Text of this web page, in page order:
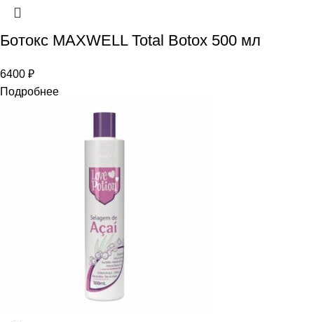
Ботокс MAXWELL Total Botox 500 мл
6400 ₽
Подробнее